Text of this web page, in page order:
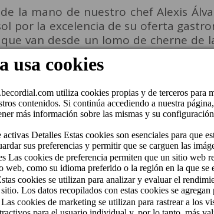
la mano de nuestro chef Alexis
por la excelencia de su oferta
van desde un lomo de cherne de
y mango con leche
Álvarez y a su equipo por
el Quality Award 2025 de Jet2holidays
su Sol Repsol en la Guía 2026